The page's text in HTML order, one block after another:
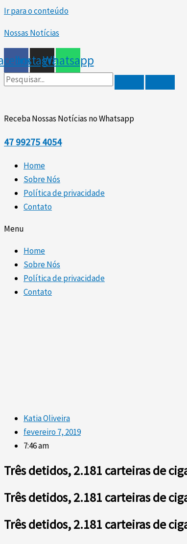
Ir para o conteúdo
Nossas Notícias
InstagramWhatsapp
Receba Nossas Notícias no Whatsapp
47 99275 4054
Home
Sobre Nós
Política de privacidade
Contato
Menu
Home
Sobre Nós
Política de privacidade
Contato
Katia Oliveira
fevereiro 7, 2019
7:46 am
Três detidos, 2.181 carteiras de
Três detidos, 2.181 carteiras de
Três detidos, 2.181 carteiras de